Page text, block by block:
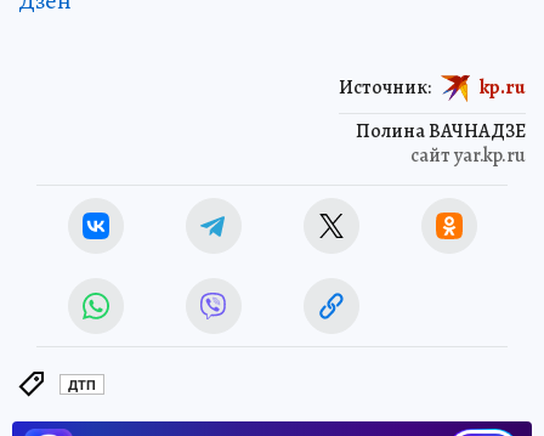
Полина ВАЧНАДЗЕ
сайт yar.kp.ru
Источник: kp.ru
ДТП